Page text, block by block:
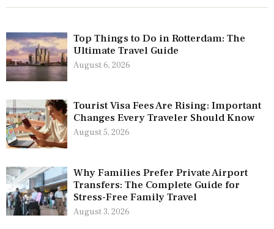
Top Things to Do in Rotterdam: The
Ultimate Travel Guide
August 6, 2026
Tourist Visa Fees Are Rising: Important
Changes Every Traveler Should Know
August 5, 2026
Why Families Prefer Private Airport
Transfers: The Complete Guide for
Stress-Free Family Travel
August 3, 2026